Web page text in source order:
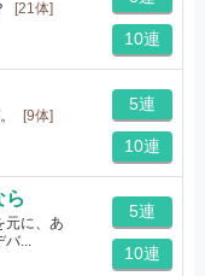
[21体]
10連
[9体]
5連
10連
ら
元に、あ
...
5連
10連